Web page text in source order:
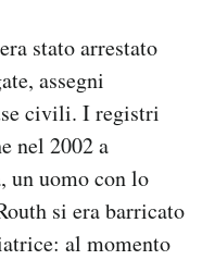
stato arrestato
assegni
civili. I registri
nel 2002 a
un uomo con lo
si era barricato
al momento